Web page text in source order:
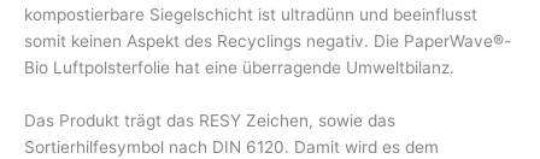
kompostierbare Siegelschicht ist ultradünn und beeinflusst
somit keinen Aspekt des Recyclings negativ. Die PaperWave®-
Bio Luftpolsterfolie hat eine überragende Umweltbilanz.
Das Produkt trägt das RESY Zeichen, sowie das
Sortierhilfesymbol nach DIN 6120. Damit wird es dem